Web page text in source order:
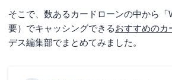
そこで、数あるカードローンの中から「
要）でキャッシングできるおすすめのカ
デス編集部でまとめてみました。